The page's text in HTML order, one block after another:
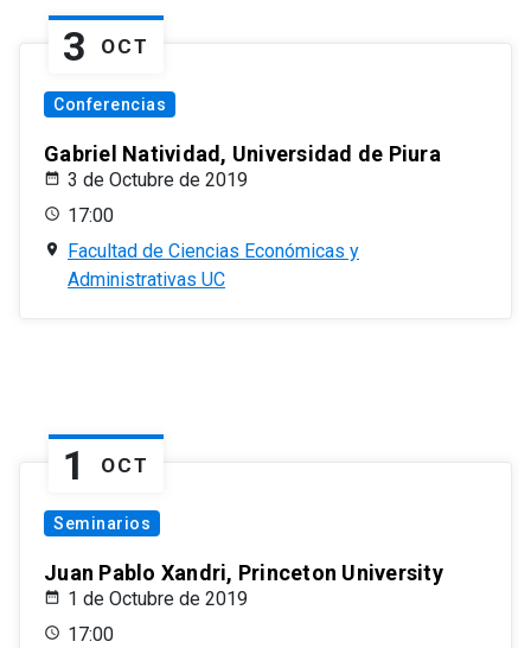
3 OCT
Conferencias
Gabriel Natividad, Universidad de Piura
3 de Octubre de 2019
17:00
Facultad de Ciencias Económicas y
Administrativas UC
1 OCT
Seminarios
Juan Pablo Xandri, Princeton University
1 de Octubre de 2019
17:00